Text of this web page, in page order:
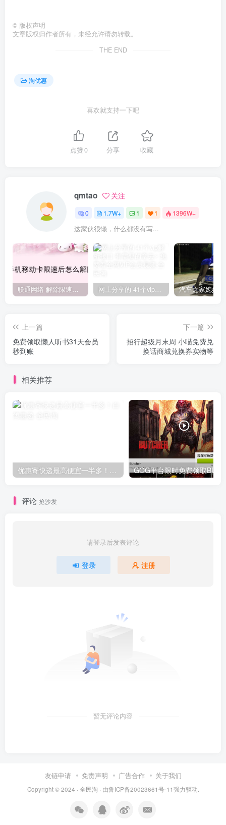
© 版权声明
文章版权归作者所有，未经允许请勿转载。
THE END
淘优惠
喜欢就支持一下吧
点赞0 分享 收藏
qmtao 关注
0 1.7W+ 1 1 1396W+
这家伙很懒，什么都没有写...
联通网络 解除限速方法参考！畅享、畅玩、老白干等及其它地区自测了 网上分享的 41个vip解析接口 有需要的拿去~ 免费看全网VIP会员视频
上一篇
免费领取懒人听书31天会员
秒到账
下一篇
招行超级月末周 小喵免费兑
换话商城兑换券实物等
相关推荐
优惠寄快递最高便宜一半多！白鸽惠递
评论 抢沙发
请登录后发表评论
登录 注册
暂无评论内容
友链申请 免责声明 广告合作 关于我们
Copyright © 2024 · 全民淘 · 由鲁ICP备20023661号-11强力驱动.